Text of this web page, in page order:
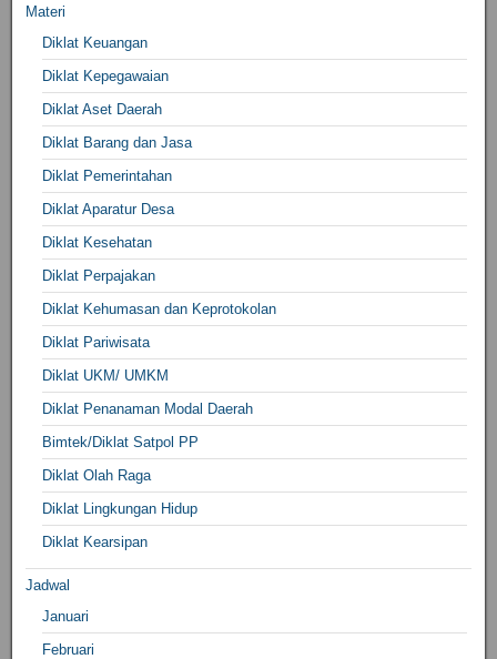
Materi
Diklat Keuangan
Diklat Kepegawaian
Diklat Aset Daerah
Diklat Barang dan Jasa
Diklat Pemerintahan
Diklat Aparatur Desa
Diklat Kesehatan
Diklat Perpajakan
Diklat Kehumasan dan Keprotokolan
Diklat Pariwisata
Diklat UKM/ UMKM
Diklat Penanaman Modal Daerah
Bimtek/Diklat Satpol PP
Diklat Olah Raga
Diklat Lingkungan Hidup
Diklat Kearsipan
Jadwal
Januari
Februari